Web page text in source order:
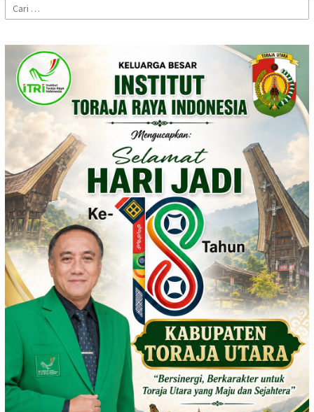
Cari
untuk: